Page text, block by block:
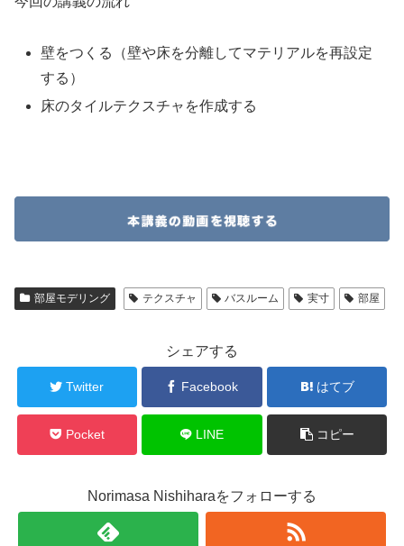
壁をつくる（壁や床を分離してマテリアルを再設定
する）
床のタイルテクスチャを作成する
部屋モデリング テクスチャ バスルーム 実寸 部屋
シェアする
Twitter Facebook はてブ
Pocket LINE コピー
Norimasa Nishiharaをフォローする